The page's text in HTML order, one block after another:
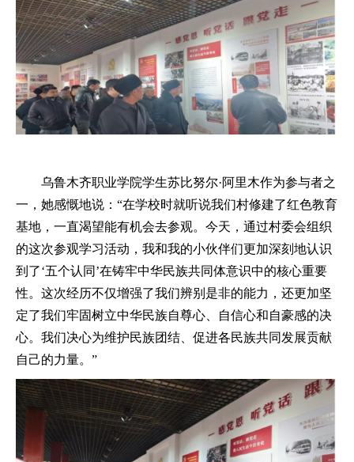
乌鲁木齐职业学院学生苏比努尔·阿里木作为参与者之
一，她感慨地说：“在学校时就听说我们村修建了红色教育
基地，一直渴望能有机会去参观。今天，通过村委会组织
的这次参观学习活动，我和我的小伙伴们更加深刻地认识
到了‘五个认同’在铸牢中华民族共同体意识中的核心重要
性。这次经历不仅增强了我们辨别是非的能力，还更加坚
定了我们牢固树立中华民族自尊心、自信心和自豪感的决
心。我们决心为维护民族团结、促进各民族共同发展贡献
自己的力量。”